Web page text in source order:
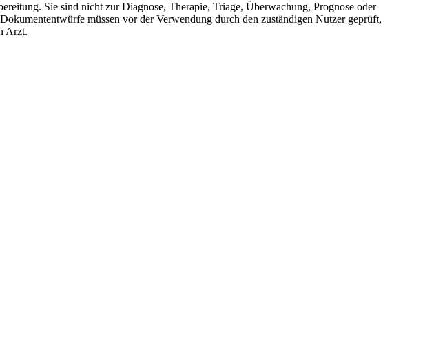
Sie sind nicht zur Diagnose, Therapie, Triage, Überwachung, Prognose oder
müssen vor der Verwendung durch den zuständigen Nutzer geprüft,
Arzt.